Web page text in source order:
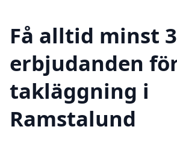
Få alltid minst 3
erbjudanden
takläggning i
Ramstalund